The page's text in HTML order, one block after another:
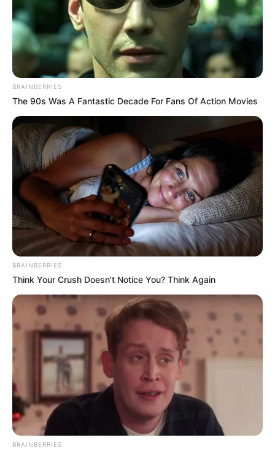
BRAINBERRIES
The 90s Was A Fantastic Decade For Fans Of Action Movies
BRAINBERRIES
Think Your Crush Doesn't Notice You? Think Again
BRAINBERRIES